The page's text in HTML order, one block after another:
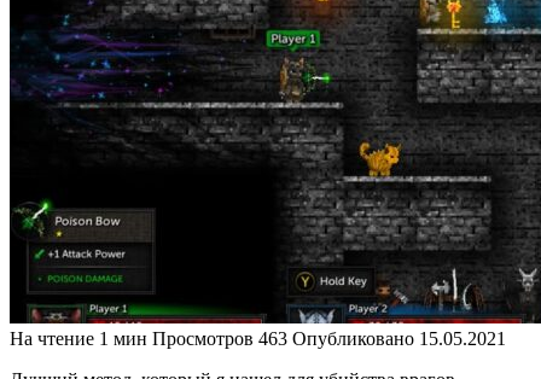
На чтение 1 мин Просмотров 463 Опубликовано 15.05.2021